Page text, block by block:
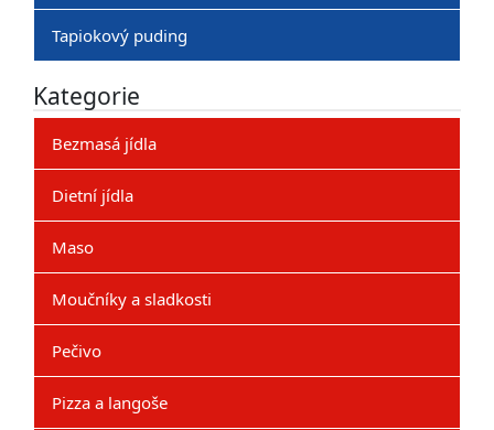
Tapiokový puding
Kategorie
Bezmasá jídla
Dietní jídla
Maso
Moučníky a sladkosti
Pečivo
Pizza a langoše